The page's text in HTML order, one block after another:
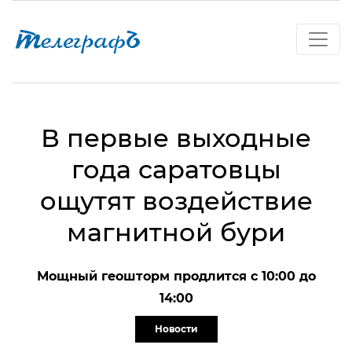
В первые выходные
года саратовцы
ощутят воздействие
магнитной бури
Мощный геошторм продлится с 10:00 до
14:00
Новости